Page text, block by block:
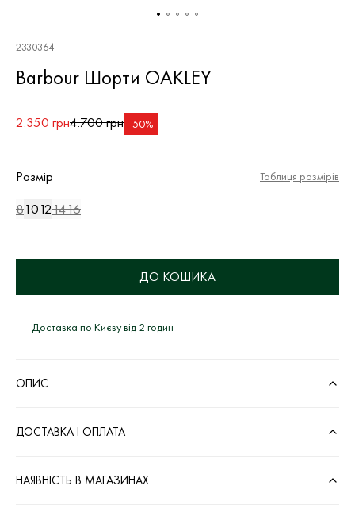
2330364
Barbour Шорти OAKLEY
2.350 грн4.700 грн -50%
Розмір Таблиця розмірів
810121416
ДО КОШИКА
Доставка по Києву від 2 годин
ОПИС
ДОСТАВКА І ОПЛАТА
НАЯВНІСТЬ В МАГАЗИНАХ